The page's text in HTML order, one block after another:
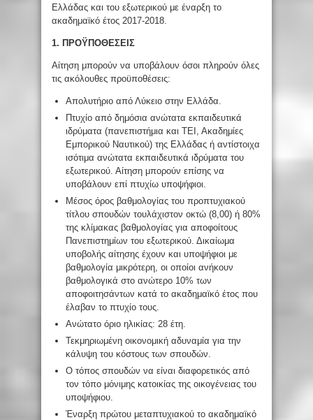
Ελλάδας και του εξωτερικού με έναρξη το
ακαδημαϊκό έτος 2017-2018.
1. ΠΡΟΫΠΟΘΕΣΕΙΣ
Αίτηση μπορούν να υποβάλουν όσοι πληρούν όλες
τις ακόλουθες προϋποθέσεις:
Απολυτήριο από Λύκειο στην Ελλάδα.
Πτυχίο από δημόσια ανώτατα εκπαιδευτικά
ιδρύματα (πανεπιστήμια και ΤΕΙ, Ακαδημίες
Εμπορικού Ναυτικού) της Ελλάδας ή αντίστοιχα
ισότιμα ανώτατα εκπαιδευτικά ιδρύματα του
εξωτερικού. Αίτηση μπορούν επίσης να
υποβάλουν επί πτυχίω υποψήφιοι.
Μέσος όρος βαθμολογίας του προπτυχιακού
τίτλου σπουδών τουλάχιστον οκτώ (8,00) ή 80%
της κλίμακας βαθμολογίας για αποφοίτους
Πανεπιστημίων του εξωτερικού. Δικαίωμα
υποβολής αίτησης έχουν και υποψήφιοι με
βαθμολογία μικρότερη, οι οποίοι ανήκουν
βαθμολογικά στο ανώτερο 10% των
αποφοιτησάντων κατά το ακαδημαϊκό έτος που
έλαβαν το πτυχίο τους.
Ανώτατο όριο ηλικίας: 28 έτη.
Τεκμηριωμένη οικονομική αδυναμία για την
κάλυψη του κόστους των σπουδών.
Ο τόπος σπουδών να είναι διαφορετικός από
τον τόπο μόνιμης κατοικίας της οικογένειας του
υποψήφιου.
Έναρξη πρώτου μεταπτυχιακού το ακαδημαϊκό